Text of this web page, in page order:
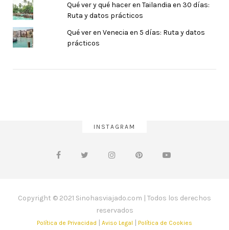
Qué ver y qué hacer en Tailandia en 30 días:
Ruta y datos prácticos
Qué ver en Venecia en 5 días: Ruta y datos
prácticos
INSTAGRAM
Copyright © 2021 Sinohasviajado.com | Todos los derechos
reservados
Política de Privacidad | Aviso Legal | Política de Cookies